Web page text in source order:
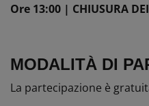
Ore 13:00 | CHIUSURA
MODALITÀ DI
La partecipazione è